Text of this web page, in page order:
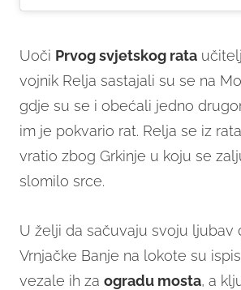
Uoči Prvog svjetskog rata
vojnik Relja sastajali su se na
gdje su se i obećali jedno
im je pokvario rat. Relja se iz
vratio zbog Grkinje u koju se
slomilo srce.
U želji da sačuvaju svoju ljubav
Vrnjačke Banje na lokote su
vezale ih za ogradu mosta, a